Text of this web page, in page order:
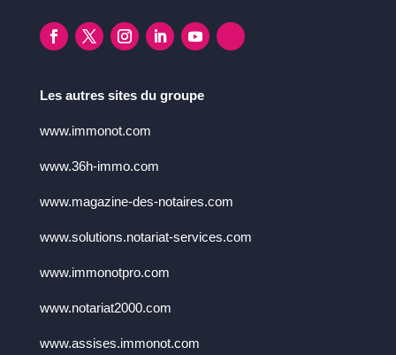
Les autres sites du groupe
www.immonot.com
www.36h-immo.com
www.magazine-des-notaires.com
www.solutions.notariat-services.com
www.immonotpro.com
www.notariat2000.com
www.assises.immonot.com